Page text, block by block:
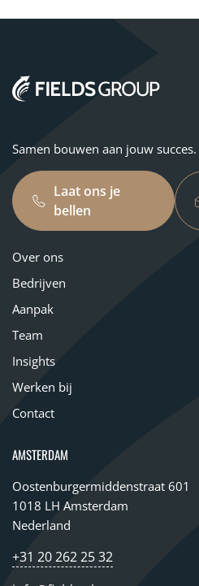
Samen bouwen aan jouw succes.
Laat ons je
bellen
Over ons
Bedrijven
Aanpak
Team
Insights
Werken bij
Contact
AMSTERDAM
Oostenburgermiddenstraat 601
1018 LH Amsterdam
Nederland
+31 20 262 25 32